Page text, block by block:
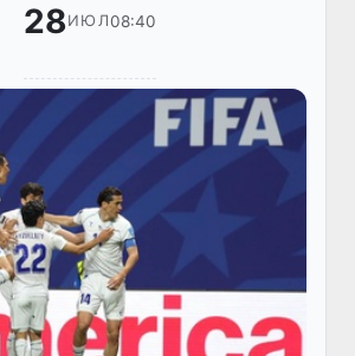
28ИЮЛ08:40